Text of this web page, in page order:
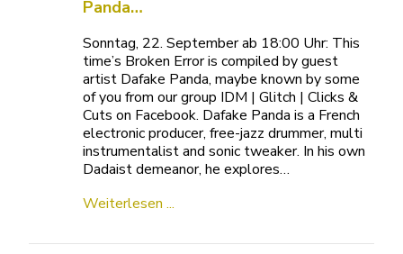
Panda…
Sonntag, 22. September ab 18:00 Uhr: This
time’s Broken Error is compiled by guest
artist Dafake Panda, maybe known by some
of you from our group IDM | Glitch | Clicks &
Cuts on Facebook. Dafake Panda is a French
electronic producer, free-jazz drummer, multi
instrumentalist and sonic tweaker. In his own
Dadaist demeanor, he explores…
Weiterlesen ...